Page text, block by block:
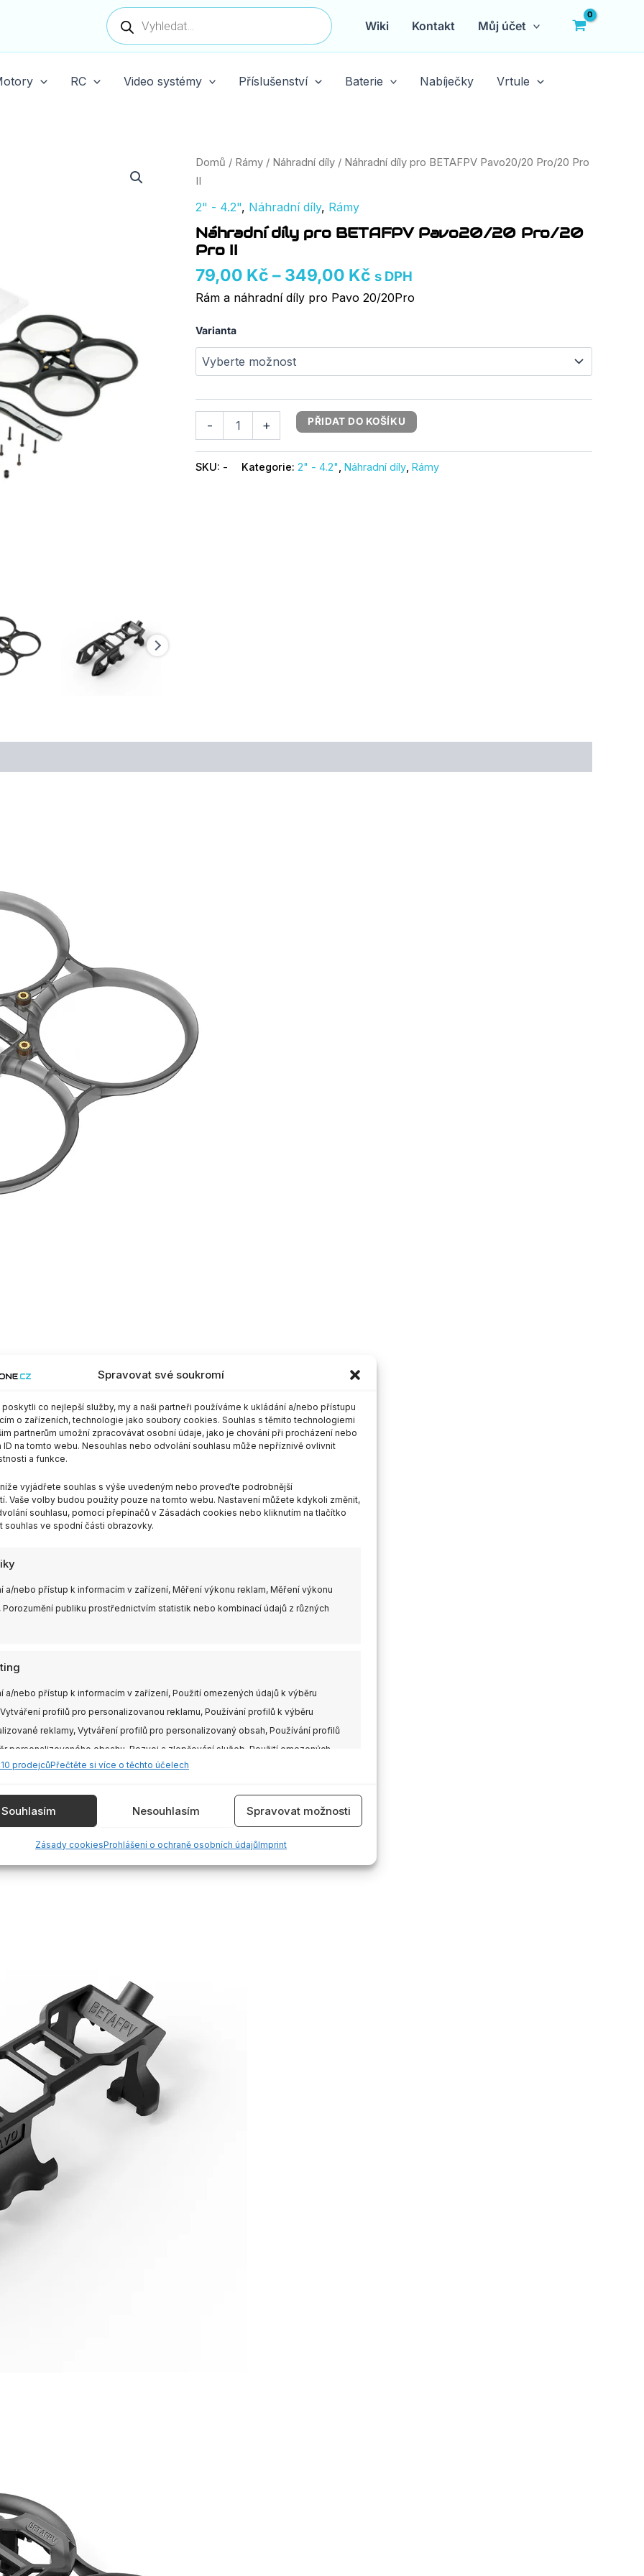
Spravovat své soukromí
co nejlepší služby, my a naši partneři používáme k ukládání a/nebo přístupu
o zařízeních, technologie jako soubory cookies. Souhlas s těmito technologiemi
partnerům umožní zpracovávat osobní údaje, jako je chování při procházení nebo
ID na tomto webu. Nesouhlas nebo odvolání souhlasu může nepříznivě ovlivnit
a funkce.
vyjádřete souhlas s výše uvedeným nebo proveďte podrobnější
Vaše volby budou použity pouze na tomto webu. Nastavení můžete kdykoli změnit,
souhlasu, pomocí přepínačů v Zásadách cookies nebo kliknutím na tlačítko
souhlas ve spodní části obrazovky.
a/nebo přístup k informacím v zařízení, Měření výkonu reklam, Měření výkonu
Porozumění publiku prostřednictvím statistik nebo kombinací údajů z různých
a/nebo přístup k informacím v zařízení, Použití omezených údajů k výběru
profilů pro personalizovanou reklamu, Používání profilů k výběru
reklamy, Vytváření profilů pro personalizovaný obsah, Používání profilů
personalizovaného obsahu, Rozvoj a zlepšování služeb, Použití omezených
obsahu.
Vždy aktivní
Identifikace zařízení na základě automaticky přenášených informací.
prodejcůPřečtěte si více o těchto účelech
Souhlasím Nesouhlasím Spravovat možnosti
Zásady cookiesProhlášení o ochraně osobních údajůImprint
Products
search
Wiki Kontakt Můj účet
RC Video systémy Příslušenství Baterie Nabíječky Vrtule
Domů / Rámy / Náhradní díly / Náhradní díly pro BETAFPV Pavo20/20 Pro/20 Pro
II
2" - 4.2", Náhradní díly, Rámy
Náhradní díly pro BETAFPV Pavo20/20 Pro/20
Pro II
79,00 Kč – 349,00 Kč
Rozpětí
349,00 Kč
s DPH
Rám a náhradní díly pro Pavo 20/20Pro
Varianta
-
Náhradní
pro
BETAFPV
Pavo20/20
Pro/20
Pro
množství
+ PŘIDAT DO KOŠÍKU
SKU: - Kategorie: 2" - 4.2" Náhradní díly Rámy